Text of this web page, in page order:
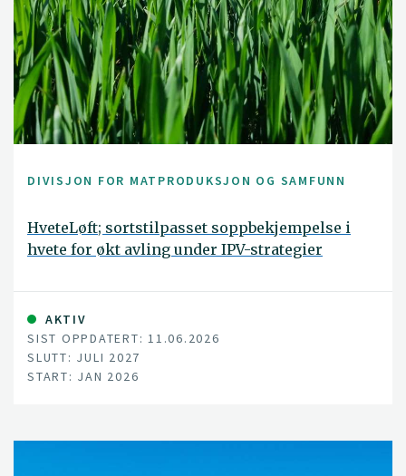
DIVISJON FOR MATPRODUKSJON OG SAMFUNN
HveteLøft; sortstilpasset soppbekjempelse i
hvete for økt avling under IPV-strategier
AKTIV
SIST OPPDATERT: 11.06.2026
SLUTT: JULI 2027
START: JAN 2026